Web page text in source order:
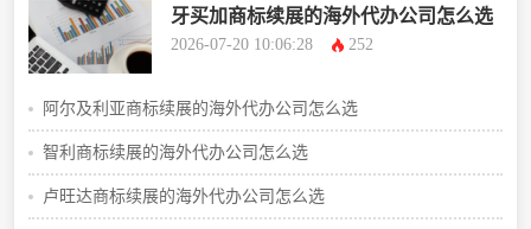
牙买加商标续展的海外代办公司怎么选
2026-07-20 10:06:28 252
阿尔及利亚商标续展的海外代办公司怎么选
智利商标续展的海外代办公司怎么选
卢旺达商标续展的海外代办公司怎么选